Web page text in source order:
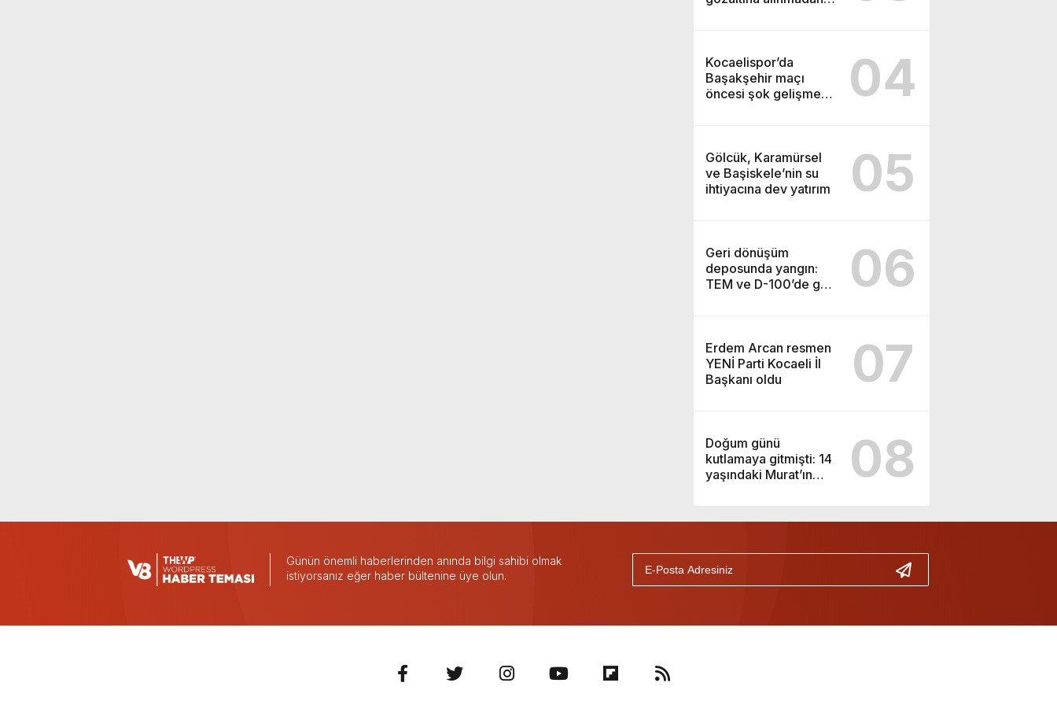
Kocaelispor’da
Başakşehir maçı
öncesi şok gelişme:
04
Gölcük, Karamürsel
ve Başiskele’nin su
ihtiyacına dev yatırım
05
Geri dönüşüm
deposunda yangın:
TEM ve D-100’de göz
06
Erdem Arcan resmen
YENİ Parti Kocaeli İl
Başkanı oldu
07
Doğum günü
kutlamaya gitmişti: 14
yaşındaki Murat’ın
08
Günün önemli haberlerinden anında bilgi sahibi olmak
istiyorsanız eğer haber bültenine üye olun.